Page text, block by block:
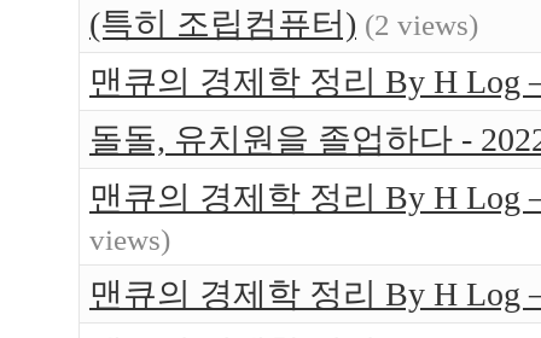
(특히 조립컴퓨터) (2 views)
맨큐의 경제학 정리 By H Log
돌돌, 유치원을 졸업하다 -
맨큐의 경제학 정리 By H Log
views)
맨큐의 경제학 정리 By H Log